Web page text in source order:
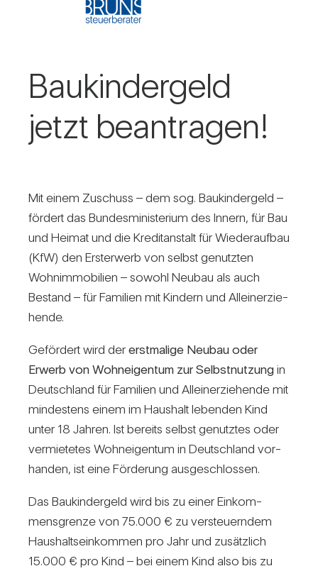
Bau­kin­der­geld
jetzt bean­tragen!
Mit einem Zuschuss – dem sog. Bau­kin­der­geld –
för­dert das Bun­des­mi­nis­te­rium des Innern, für Bau
und Heimat und die Kre­dit­an­stalt für Wie­der­aufbau
(KfW) den Erst­erwerb von selbst genutzten
Wohn­im­mo­bi­lien – sowohl Neubau als auch
Bestand – für Fami­lien mit Kin­dern und Allein­er­zie­
hende.
Geför­dert wird dererst­ma­lige Neubau oder
Erwerb von Wohn­ei­gentum zur Selbst­nut­zungin
Deutsch­land für Fami­lien und Allein­er­zie­hende mit
min­des­tens einem im Haus­halt lebenden Kind
unter 18 Jahren. Ist bereits selbst genutztes oder
ver­mie­tetes Wohn­ei­gentum in Deutsch­land vor­
handen, ist eine För­de­rung aus­ge­schlossen.
Das Bau­kin­der­geld wird bis zu einer Ein­kom­
mens­grenze von 75.000 € zu ver­steu­erndem
Haus­halts­ein­kommen pro Jahr und zusätz­lich
15.000 € pro Kind – bei einem Kind also bis zu